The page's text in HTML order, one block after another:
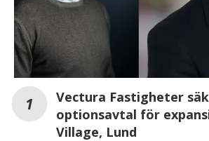
Vectura Fastigheter
optionsavtal för
Village, Lund